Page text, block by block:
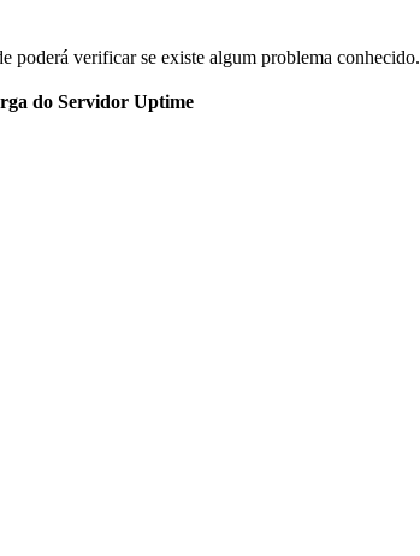
poderá verificar se existe algum problema conhecido.
do Servidor Uptime